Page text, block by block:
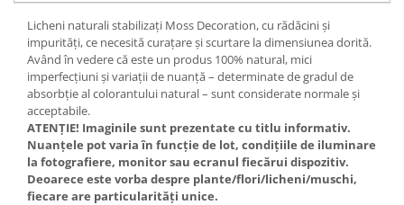
Licheni naturali stabilizați Moss Decoration, cu rădăcini și
impurități, ce necesită curațare și scurtare la dimensiunea dorită.
Având în vedere că este un produs 100% natural, mici
imperfecțiuni și variații de nuanță – determinate de gradul de
absorbție al colorantului natural – sunt considerate normale și
acceptabile.
ATENȚIE! Imaginile sunt prezentate cu titlu informativ.
Nuanțele pot varia în funcție de lot, condițiile de iluminare
la fotografiere, monitor sau ecranul fiecărui dispozitiv.
Deoarece este vorba despre plante/flori/licheni/muschi,
fiecare are particularități unice.